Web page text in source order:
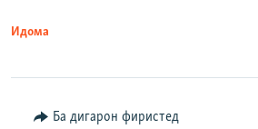
Идома
Ба дигарон фиристед